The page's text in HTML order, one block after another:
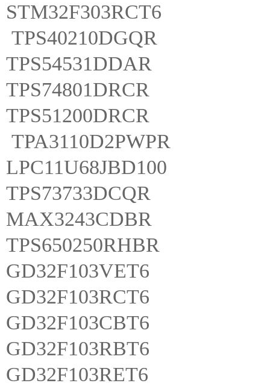
STM32F303RCT6
TPS40210DGQR
TPS54531DDAR
TPS74801DRCR
TPS51200DRCR
TPA3110D2PWPR
LPC11U68JBD100
TPS73733DCQR
MAX3243CDBR
TPS650250RHBR
GD32F103VET6
GD32F103RCT6
GD32F103CBT6
GD32F103RBT6
GD32F103RET6